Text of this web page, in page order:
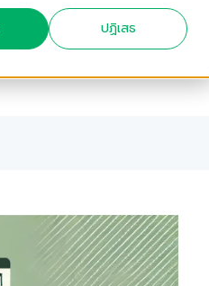
ปฏิเสธ